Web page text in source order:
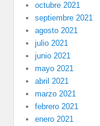
octubre 2021
septiembre 2021
agosto 2021
julio 2021
junio 2021
mayo 2021
abril 2021
marzo 2021
febrero 2021
enero 2021